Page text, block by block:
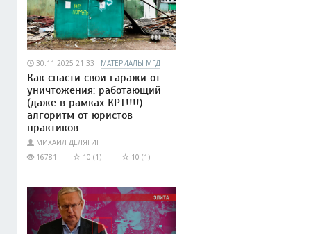
30.11.2025 21:33 МАТЕРИАЛЫ МГД
Как спасти свои гаражи от
уничтожения: работающий
(даже в рамках КРТ!!!!)
алгоритм от юристов-
практиков
МИХАИЛ ДЕЛЯГИН
16781
10 (1) 10 (1)